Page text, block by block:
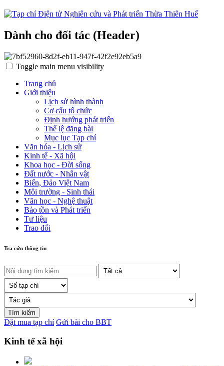
Dành cho đối tác (Header)
Toggle main menu visibility
Trang chủ
Giới thiệu
Lịch sử hình thành
Cơ cấu tổ chức
Định hướng phát triển
Thể lệ đăng bài
Mục lục Tạp chí
Văn hóa - Lịch sử
Kinh tế - Xã hội
Khoa học - Đời sống
Đất nước - Nhân vật
Biển, Đảo Việt Nam
Môi trường - Sinh thái
Văn học - Nghệ thuật
Bảo tồn và Phát triển
Tư liệu
Trao đổi
Tra cứu thông tin
Đặt mua tạp chí Gửi bài cho BBT
Kinh tế xã hội